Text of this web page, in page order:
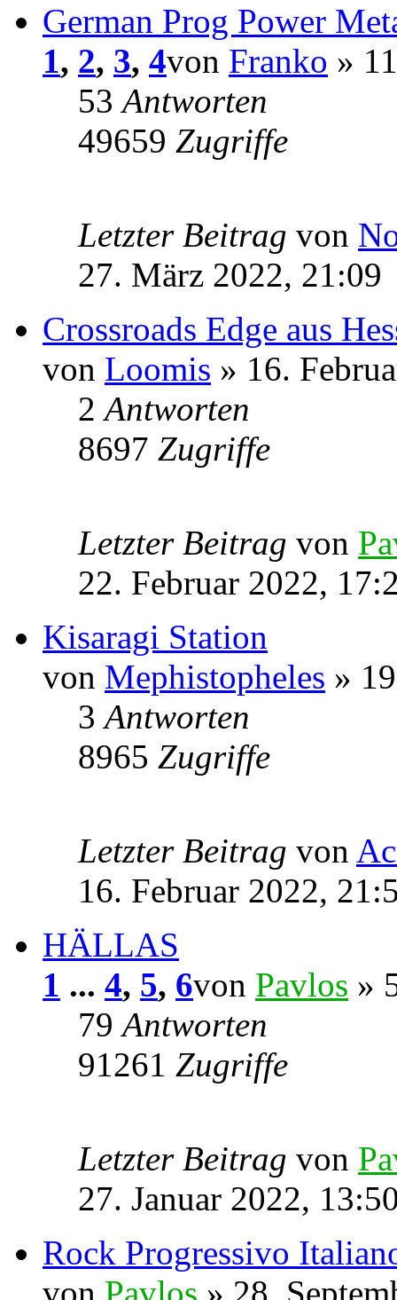
German Prog Power
1, 2, 3, 4von Franko »
53Antworten
49659 Zugriffe
Letzter Beitrag von
27. März 2022, 21:09
Crossroads Edge aus
von Loomis » 16.
2Antworten
8697 Zugriffe
Letzter Beitrag von
22. Februar 2022,
Kisaragi Station
von Mephistopheles »
3Antworten
8965 Zugriffe
Letzter Beitrag von
16. Februar 2022,
HÄLLAS
1 ... 4, 5, 6von Pavlos »
79Antworten
91261 Zugriffe
Letzter Beitrag von
27. Januar 2022,
Rock Progressivo
von Pavlos » 28.